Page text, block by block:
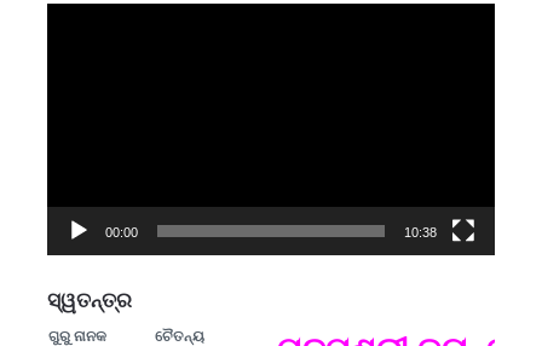
00:00 10:38
ସ୍ୱତନ୍ତ୍ର
ଗୁରୁ ନାନକ ଚୈତନ୍ୟ